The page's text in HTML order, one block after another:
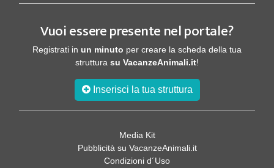
Vuoi essere presente nel portale?
Registrati in un minuto per creare la scheda della tua
struttura su VacanzeAnimali.it!
Inserisci la tua struttura
Media Kit
Pubblicità su VacanzeAnimali.it
Condizioni d´Uso